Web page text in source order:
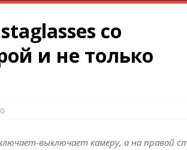
со
и не только
0
выключает камеру, а на правой